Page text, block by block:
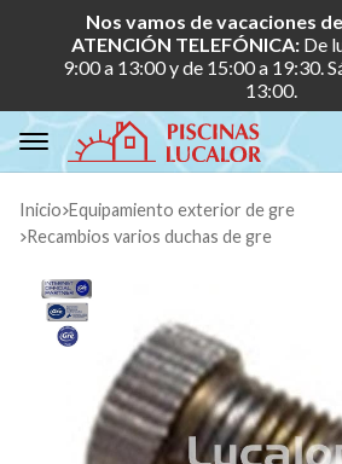
Nos vamos de vacaciones
ATENCIÓN TELEFÓNICA: De
9:00 a 13:00 y de 15:00 a 19:30.
13:00.
Inicio
equipamiento exterior de gre
recambios varios duchas de gre